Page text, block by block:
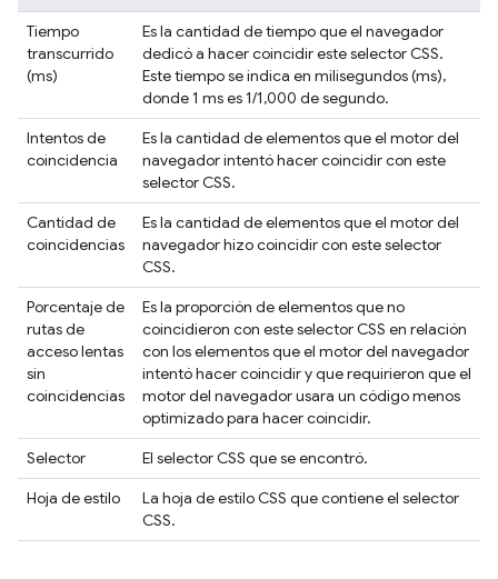
Tiempo
transcurrido
(ms)
Es la cantidad de tiempo que el navegador
dedicó a hacer coincidir este selector CSS.
Este tiempo se indica en milisegundos (ms),
donde 1 ms es 1/1,000 de segundo.
Intentos de
coincidencia
Es la cantidad de elementos que el motor del
navegador intentó hacer coincidir con este
selector CSS.
Cantidad de
coincidencias
Es la cantidad de elementos que el motor del
navegador hizo coincidir con este selector
CSS.
Porcentaje de
rutas de
acceso lentas
sin
coincidencias
Es la proporción de elementos que no
coincidieron con este selector CSS en relación
con los elementos que el motor del navegador
intentó hacer coincidir y que requirieron que el
motor del navegador usara un código menos
optimizado para hacer coincidir.
Selector
El selector CSS que se encontró.
Hoja de estilo
La hoja de estilo CSS que contiene el selector
CSS.